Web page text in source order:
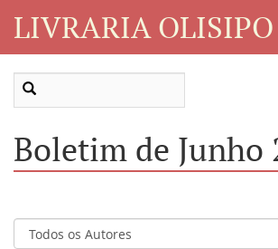
LIVRARIA OLISIPO
Boletim de Junho